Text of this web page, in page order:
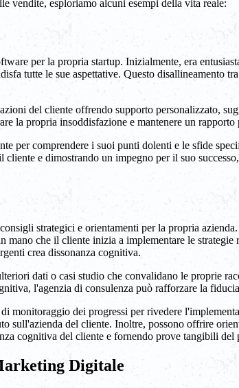
vendite, esploriamo alcuni esempi della vita reale:
per la propria startup. Inizialmente, era
tutte le sue aspettative. Questo disallineamento
del cliente offrendo supporto personalizzato,
la propria insoddisfazione e mantenere un rapporto
per comprendere i suoi punti dolenti e le sfide
e dimostrando un impegno per il suo
strategici e orientamenti per la propria
che il cliente inizia a implementare le
crea dissonanza cognitiva.
dati o casi studio che convalidano le proprie
l'agenzia di consulenza può rafforzare la
monitoraggio dei progressi per rivedere
sull'azienda del cliente. Inoltre, possono offrire
cognitiva del cliente e fornendo prove tangibili
Digitale